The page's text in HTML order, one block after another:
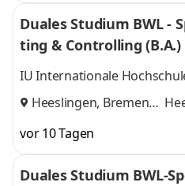
Duales Studium BWL -
ting & Controlling (B.A.)
o. KG
IU Internationale
Heeslingen, Bremen
vor 10 Tagen
Duales Studium BWL-